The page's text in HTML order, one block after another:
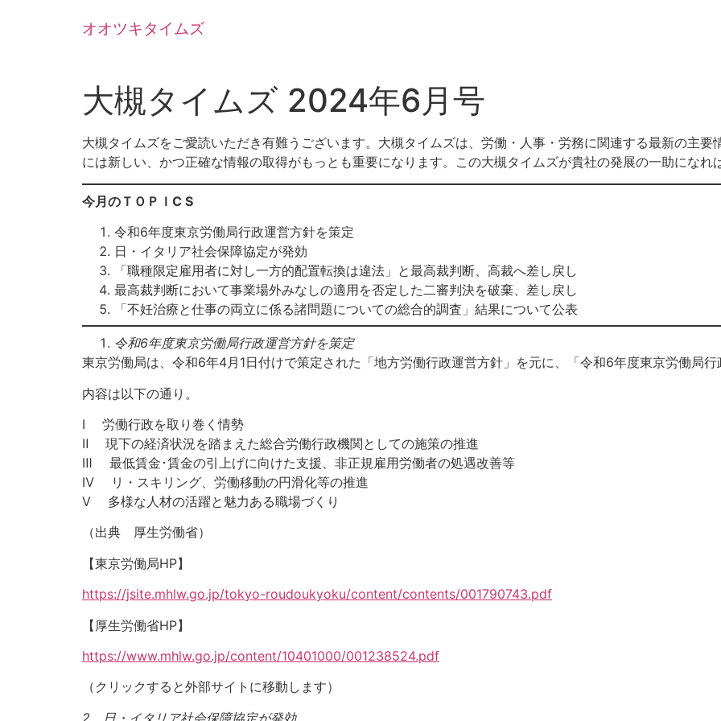
オオツキタイムズ
大槻タイムズ 2024年6月号
大槻タイムズをご愛読いただき有難うございます。大槻タイムズは、労働・人事・労務に関連する最新の主
には新しい、かつ正確な情報の取得がもっとも重要になります。この大槻タイムズが貴社の発展の一助になれ
今月のＴＯＰＩC S
令和6年度東京労働局行政運営方針を策定
日・イタリア社会保障協定が発効
「職種限定雇用者に対し一方的配置転換は違法」と最高裁判断、高裁へ差し戻し
最高裁判断において事業場外みなしの適用を否定した二審判決を破棄、差し戻し
「不妊治療と仕事の両立に係る諸問題についての総合的調査」結果について公表
令和6年度東京労働局行政運営方針を策定
東京労働局は、令和6年4月1日付けで策定された「地方労働行政運営方針」を元に、「令和6年度東京労働局行
内容は以下の通り。
Ⅰ 労働行政を取り巻く情勢
Ⅱ 現下の経済状況を踏まえた総合労働行政機関としての施策の推進
Ⅲ 最低賃金･賃金の引上げに向けた支援、非正規雇用労働者の処遇改善等
Ⅳ リ・スキリング、労働移動の円滑化等の推進
Ⅴ 多様な人材の活躍と魅力ある職場づくり
（出典 厚生労働省）
【東京労働局HP】
https://jsite.mhlw.go.jp/tokyo-roudoukyoku/content/contents/001790743.pdf
【厚生労働省HP】
https://www.mhlw.go.jp/content/10401000/001238524.pdf
（クリックすると外部サイトに移動します）
2． 日・イタリア社会保障協定が発効